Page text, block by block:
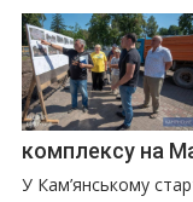
комплексу на
У Кам’янському